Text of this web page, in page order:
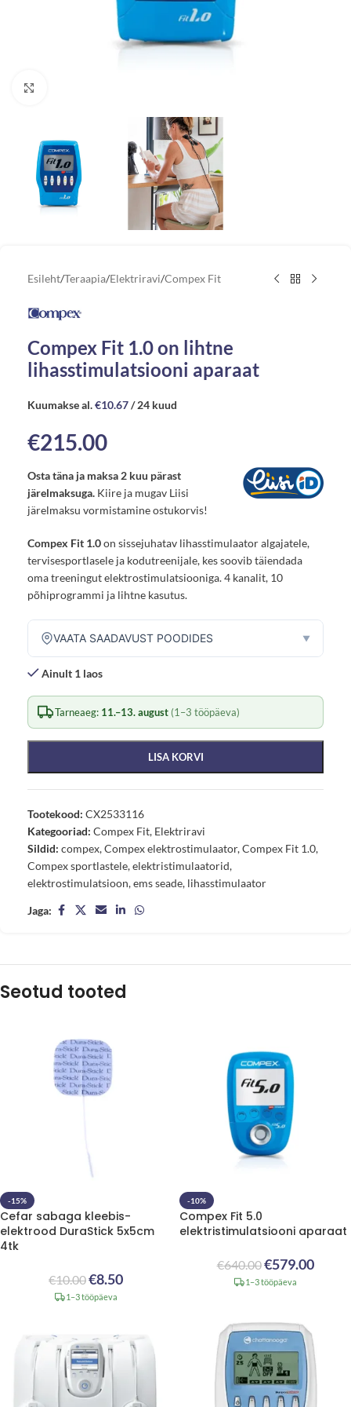
Esileht/Teraapia/Elektriravi/Compex Fit
Compex Fit 1.0 on lihtne
lihasstimulatsiooni aparaat
Kuumakse al.€10.67/ 24 kuud
€215.00
Osta täna ja maksa 2 kuu pärast
järelmaksuga. Kiire ja mugav Liisi
järelmaksu vormistamine ostukorvis!
Compex Fit 1.0on sissejuhatav lihasstimulaator algajatele,
tervisesportlasele ja kodutreenijale, kes soovib täiendada
oma treeningut elektrostimulatsiooniga. 4 kanalit, 10
põhiprogrammi ja lihtne kasutus.
VAATA SAADAVUST POODIDES ▼
Ainult 1 laos
Tarneaeg: 11.–13. august (1–3 tööpäeva)
LISA KORVI
Tootekood: CX2533116
Kategooriad: Compex Fit, Elektriravi
Sildid: compex,Compex elektrostimulaator,Compex Fit 1.0,
Compex sportlastele,elektristimulaatorid,
elektrostimulatsioon,ems seade, lihasstimulaator
Jaga:
Seotud tooted
-15%
Cefar sabaga kleebis-
elektrood DuraStick 5x5cm
4tk
€10.00€8.50
1–3 tööpäeva
-10%
Compex Fit 5.0
elektristimulatsiooni aparaat
€640.00€579.00
1–3 tööpäeva